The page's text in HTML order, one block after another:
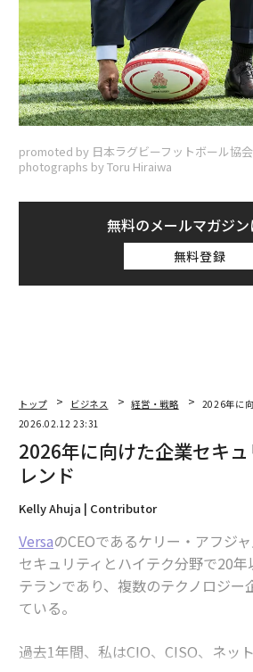
promoted by 日本ラグビーフットボール協
photographs by Toru Hiraiwa
無料のメールマガジ
無料登録
トップ ビジネス 経営・戦略
2026年に
2026.02.12 23:31
2026年に向けた企業セキ
レンド
Kelly Ahuja | Contributor
VersaのCEOであるケリー・アフジ
セキュリティとハイテク分野で20
テランであり、複数のテクノロジー
ている。
過去1年間、私はCIO、CISO、ネッ